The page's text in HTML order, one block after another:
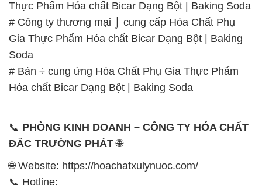
Thực Phẩm Hóa chất Bicar Dạng Bột | Baking Soda
# Công ty thương mại ⌡ cung cấp Hóa Chất Phụ
Gia Thực Phẩm Hóa chất Bicar Dạng Bột | Baking
Soda
# Bán ÷ cung ứng Hóa Chất Phụ Gia Thực Phẩm
Hóa chất Bicar Dạng Bột | Baking Soda
📞 PHÒNG KINH DOANH – CÔNG TY HÓA CHẤT
ĐẮC TRƯỜNG PHÁT🌐
🌐 Website: https://hoachatxulynuoc.com/
📞 Hotline: